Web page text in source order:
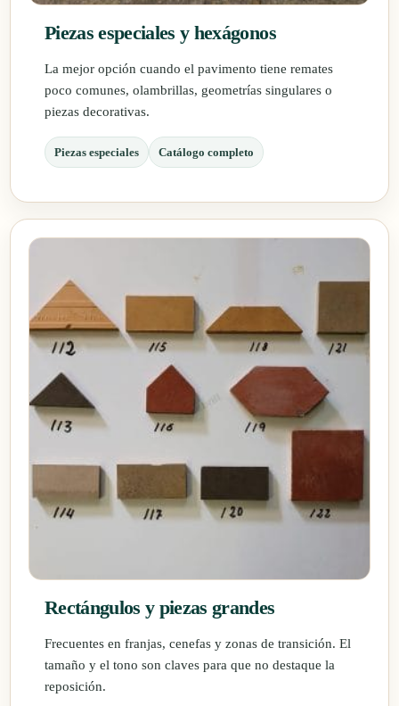
Piezas especiales y hexágonos
La mejor opción cuando el pavimento tiene remates
poco comunes, olambrillas, geometrías singulares o
piezas decorativas.
Piezas especiales Catálogo completo
Rectángulos y piezas grandes
Frecuentes en franjas, cenefas y zonas de transición. El
tamaño y el tono son claves para que no destaque la
reposición.